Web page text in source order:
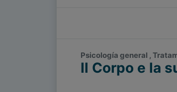
Psicología general ,
Il Corpo e la